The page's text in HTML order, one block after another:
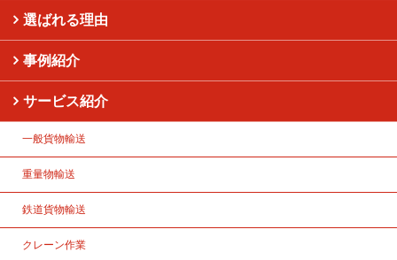
選ばれる理由
事例紹介
サービス紹介
一般貨物輸送
重量物輸送
鉄道貨物輸送
クレーン作業